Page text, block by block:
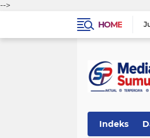
-->
HOME
Indeks